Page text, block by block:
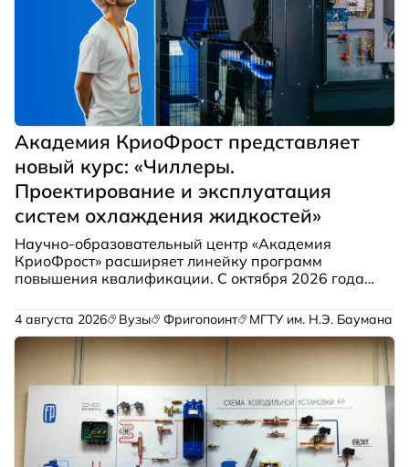
Академия КриоФрост представляет
новый курс: «Чиллеры.
Проектирование и эксплуатация
систем охлаждения жидкостей»
Научно-образовательный центр «Академия
КриоФрост» расширяет линейку программ
повышения квалификации. С октября 2026 года
— от базовых принципов до грамотной
эксплуатации.
4 августа 2026 Вузы Фригопоинт МГТУ им. Н.Э. Баумана